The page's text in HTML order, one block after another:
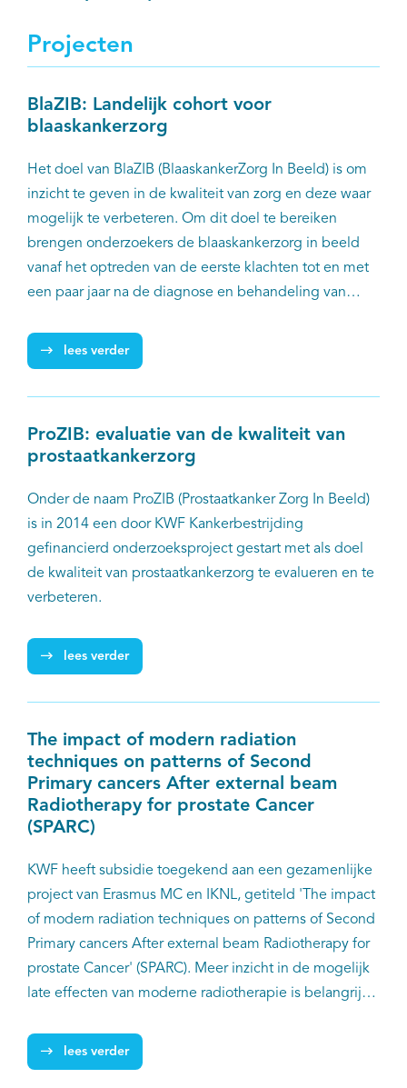
Projecten
BlaZIB: Landelijk cohort voor
blaaskankerzorg
Het doel van BlaZIB (BlaaskankerZorg In Beeld) is om
inzicht te geven in de kwaliteit van zorg en deze waar
mogelijk te verbeteren. Om dit doel te bereiken
brengen onderzoekers de blaaskankerzorg in beeld
vanaf het optreden van de eerste klachten tot en met
een paar jaar na de diagnose en behandeling van
lees verder
ProZIB: evaluatie van de kwaliteit van
prostaatkankerzorg
Onder de naam ProZIB (Prostaatkanker Zorg In Beeld)
is in 2014 een door KWF Kankerbestrijding
gefinancierd onderzoeksproject gestart met als doel
de kwaliteit van prostaatkankerzorg te evalueren en te
verbeteren.
lees verder
The impact of modern radiation
techniques on patterns of Second
Primary cancers After external beam
Radiotherapy for prostate Cancer
(SPARC)
KWF heeft subsidie toegekend aan een gezamenlijke
project van Erasmus MC en IKNL, getiteld 'The impact
of modern radiation techniques on patterns of Second
Primary cancers After external beam Radiotherapy for
prostate Cancer' (SPARC). Meer inzicht in de mogelijk
late effecten van moderne radiotherapie is belangrijk
voor patiënten met prostaatkanker, zodat eventuele
risico’s zo laag mogelijk gehouden kunnen worden. In
lees verder